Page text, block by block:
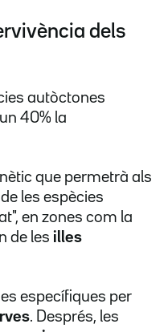
dels
autòctones
40% la
que permetrà als
les espècies
en zones com la
de les illes
específiques per
. Després, les